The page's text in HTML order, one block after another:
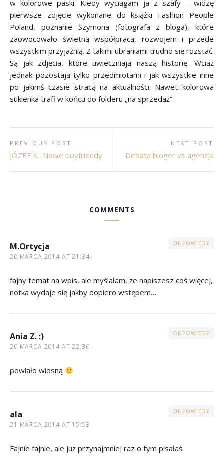
w kolorowe paski. Kiedy wyciągam ja z szafy – widzę
pierwsze zdjęcie wykonane do książki Fashion People
Poland, poznanie Szymona (fotografa z bloga), które
zaowocowało świetną współpracą, rozwojem i przede
wszystkim przyjaźnią. Z takimi ubraniami trudno się rozstać.
Są jak zdjęcia, które uwieczniają naszą historię. Wciąż
jednak pozostają tylko przedmiotami i jak wszystkie inne
po jakimś czasie stracą na aktualności. Nawet kolorowa
sukienka trafi w końcu do folderu „na sprzedaż”.
PREVIOUS POST
JÓZEF K.: Nowe boyfriendy
NEXT POST
Debata bloger vs agencja
COMMENTS
M.Ortycja
20 MARCA 2014 AT 21:34
ODPOWIEDZ
fajny temat na wpis, ale myślałam, że napiszesz coś więcej,
notka wydaje się jakby dopiero wstępem…
Ania Z. :)
20 MARCA 2014 AT 22:30
ODPOWIEDZ
powiało wiosną
ala
21 MARCA 2014 AT 15:53
ODPOWIEDZ
Fajnie fajnie, ale już przynajmniej raz o tym pisałaś